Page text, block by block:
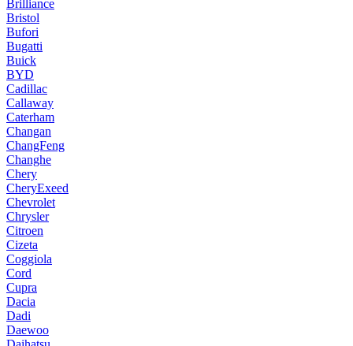
Brilliance
Bristol
Bufori
Bugatti
Buick
BYD
Cadillac
Callaway
Caterham
Changan
ChangFeng
Changhe
Chery
CheryExeed
Chevrolet
Chrysler
Citroen
Cizeta
Coggiola
Cord
Cupra
Dacia
Dadi
Daewoo